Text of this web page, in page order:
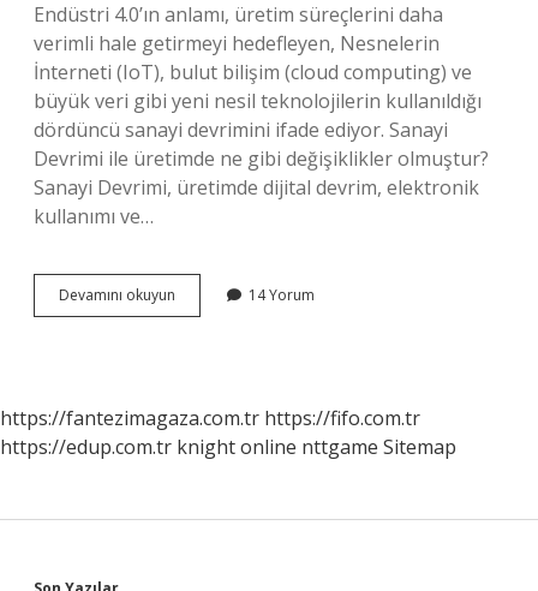
Endüstri 4.0’ın anlamı, üretim süreçlerini daha
verimli hale getirmeyi hedefleyen, Nesnelerin
İnterneti (IoT), bulut bilişim (cloud computing) ve
büyük veri gibi yeni nesil teknolojilerin kullanıldığı
dördüncü sanayi devrimini ifade ediyor. Sanayi
Devrimi ile üretimde ne gibi değişiklikler olmuştur?
Sanayi Devrimi, üretimde dijital devrim, elektronik
kullanımı ve…
Devamını okuyun
Devriminde
14 Yorum
https://fantezimagaza.com.tr https://fifo.com.tr
https://edup.com.tr knight online nttgame Sitemap